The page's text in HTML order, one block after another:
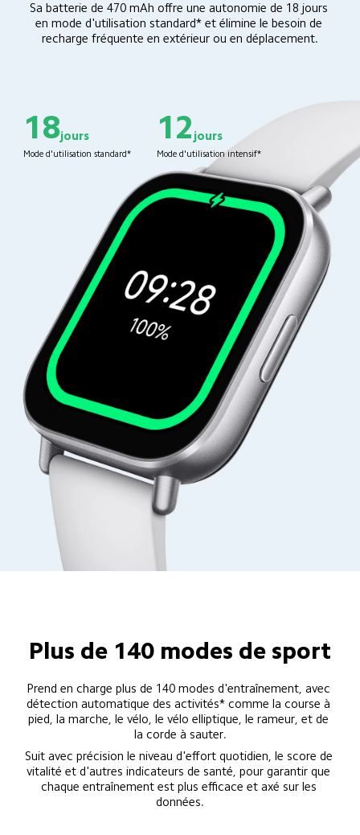
Sa batterie de 470 mAh offre une autonomie de 18 jours
en mode d'utilisation standard* et élimine le besoin de
recharge fréquente en extérieur ou en déplacement.
18jours
Mode d'utilisation standard*
12 jours
Mode d'utilisation intensif*
Plus de 140 modes de sport
Prend en charge plus de 140 modes d'entraînement, avec
détection automatique des activités* comme la course à
pied, la marche, le vélo, le vélo elliptique, le rameur, et de
la corde à sauter.
Suit avec précision le niveau d'effort quotidien, le score de
vitalité et d'autres indicateurs de santé, pour garantir que
chaque entraînement est plus efficace et axé sur les
données.